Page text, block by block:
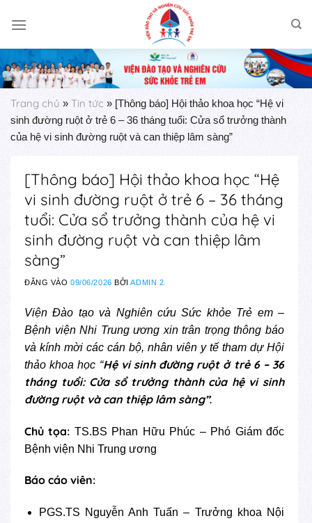
Trang chủ » Tin tức » [Thông báo] Hội thảo khoa học “Hệ vi
sinh đường ruột ở trẻ 6 – 36 tháng tuổi: Cửa sổ trưởng thành
của hệ vi sinh đường ruột và can thiệp lâm sàng”
[Thông báo] Hội thảo khoa học “Hệ
vi sinh đường ruột ở trẻ 6 – 36 tháng
tuổi: Cửa sổ trưởng thành của hệ vi
sinh đường ruột và can thiệp lâm
sàng”
ĐĂNG VÀO09/06/2026 BỞIADMIN 2
Viện Đào tạo và Nghiên cứu Sức khỏe Trẻ em –
Bệnh viện Nhi Trung ương xin trân trọng thông báo
và kính mời các cán bộ, nhân viên y tế tham dự Hội
thảo khoa học “Hệ vi sinh đường ruột ở trẻ 6 – 36
tháng tuổi: Cửa sổ trưởng thành của hệ vi sinh
đường ruột và can thiệp lâm sàng”.
Chủ tọa: TS.BS Phan Hữu Phúc – Phó Giám đốc
Bệnh viện Nhi Trung ương
Báo cáo viên:
PGS.TS Nguyễn Anh Tuấn – Trưởng khoa Nội